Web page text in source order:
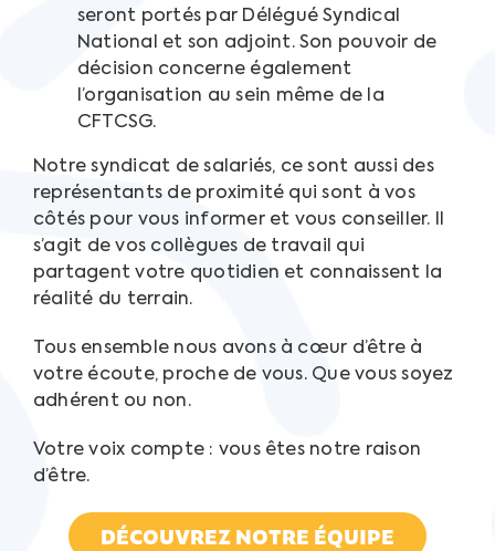
seront portés par Délégué Syndical
National et son adjoint. Son pouvoir de
décision concerne également
l’organisation au sein même de la
CFTCSG.
Notre syndicat de salariés, ce sont aussi des
représentants de proximité qui sont à vos
côtés pour vous informer et vous conseiller. Il
s’agit de vos collègues de travail qui
partagent votre quotidien et connaissent la
réalité du terrain.
Tous ensemble nous avons à cœur d’être à
votre écoute, proche de vous. Que vous soyez
adhérent ou non.
Votre voix compte : vous êtes notre raison
d’être.
DÉCOUVREZ NOTRE ÉQUIPE